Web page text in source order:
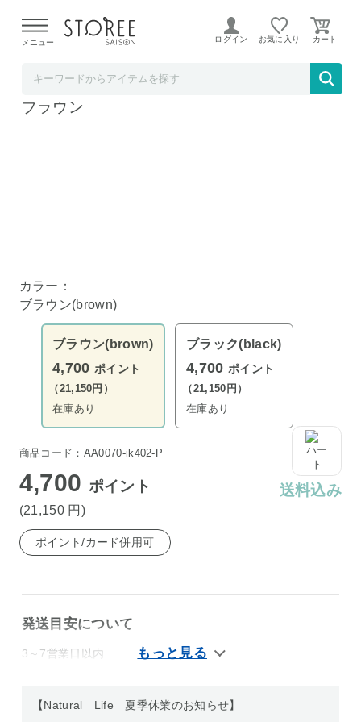
よる配送遅延が発生しております。
メニュー ログイン お気に入り
国産 い草 和モダン ラグ DXノア 191×300cm
ブラウン
カラー：
ブラウン(brown)
ブラウン(brown)
4,700 ポイント
（21,150円）
在庫あり
ブラック(black)
4,700 ポイント
（21,150円）
在庫あり
商品コード：AA0070-ik402-P
4,700 ポイント
(21,150 円 )
送料込み
ポイント/カード併用可
発送目安について
3～7営業日以内
【Natural Life 夏季休業のお知らせ】